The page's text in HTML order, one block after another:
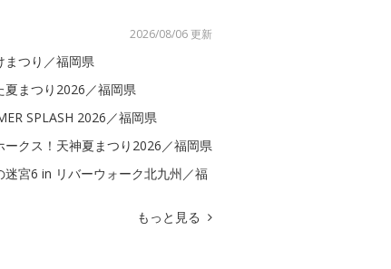
2026/08/06 更新
まつり／福岡県
夏まつり2026／福岡県
SPLASH 2026／福岡県
ークス！天神夏まつり2026／福岡県
迷宮6 in リバーウォーク北九州／福
もっと見る